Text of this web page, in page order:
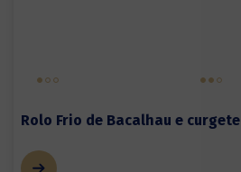
Rolo Frio de Bacalhau e curgete